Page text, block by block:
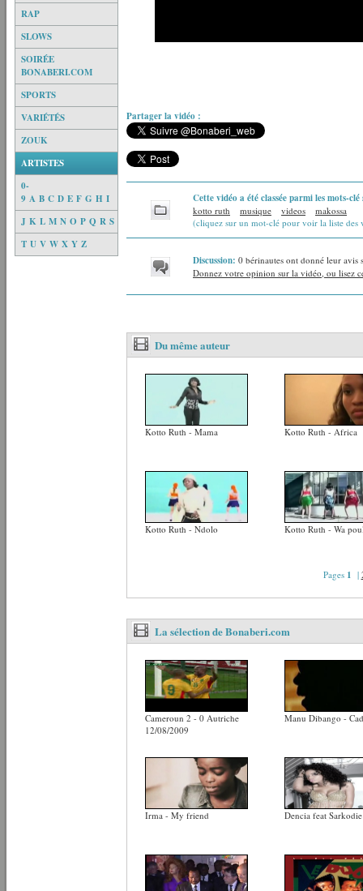
RAP
SLOWS
SOIRÉE
BONABERI.COM
SPORTS
VARIÉTÉS
ZOUK
ARTISTES
0-
9 A B C D E F G H I
J K L M N O P Q R S
T U V W X Y Z
Partager la vidéo :
Cette vidéo a été classée parmi les mots-
kotto ruth musique videos
makossa
(cliquez sur un mot-clé pour voir la liste des
Discussion: 0 bérinautes ont donné leur avis
Donnez votre opinion sur la vidéo, ou lisez
Du même auteur
Kotto Ruth - Mama Kotto Ruth - Africa
Kotto Ruth - Ndolo Kotto Ruth - Wa
Pages 1 |
La sélection de Bonaberi.com
Cameroun 2 - 0 Autriche
12/08/2009
Manu Dibango -
Irma - My friend Dencia feat